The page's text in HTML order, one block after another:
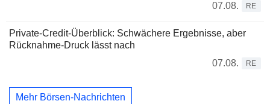
07.08. RE
Private-Credit-Überblick: Schwächere Ergebnisse, aber
Rücknahme-Druck lässt nach
07.08.
RE
Mehr Börsen-Nachrichten